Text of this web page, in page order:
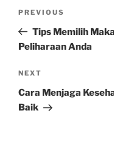
Previous
Post
PREVIOUS
Tips Memilih
Peliharaan Anda
Next
Post
NEXT
Cara Menjaga
Baik